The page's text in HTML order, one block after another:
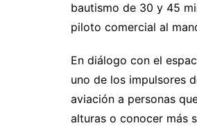
bautismo de 30 y 45
piloto comercial al
En diálogo con el
uno de los impulsores
aviación a personas
alturas o conocer más